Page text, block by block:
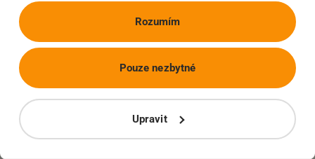
Rozumím
Upravit
Pouze nezbytné